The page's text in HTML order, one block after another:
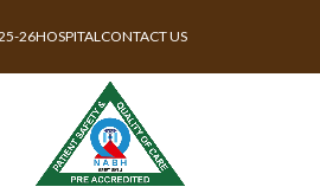
26HOSPITALCONTACT US